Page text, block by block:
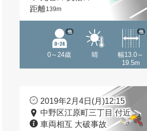
距離139m
0～24歳
他
晴
幅13.0～
19.5m
他
2019年2月4日(月)12:15
中野区江原町三丁目 付近
車両相互 大破事故